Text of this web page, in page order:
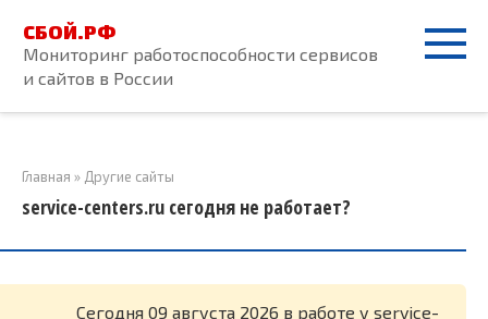
контенту
СБОЙ.РФ
Мониторинг работоспособности сервисов
и сайтов в России
Главная » Другие сайты
service-centers.ru сегодня не работает?
Cегодня 09 августа 2026 в работе у service-